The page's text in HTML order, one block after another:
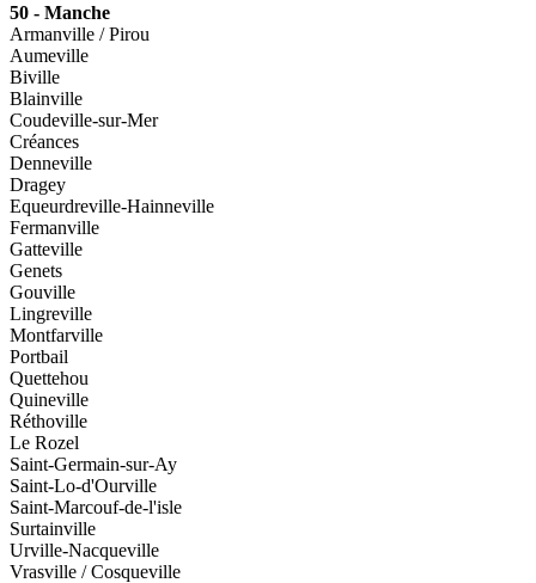
50 - Manche
Armanville / Pirou
Aumeville
Biville
Blainville
Coudeville-sur-Mer
Créances
Denneville
Dragey
Equeurdreville-Hainneville
Fermanville
Gatteville
Genets
Gouville
Lingreville
Montfarville
Portbail
Quettehou
Quineville
Réthoville
Le Rozel
Saint-Germain-sur-Ay
Saint-Lo-d'Ourville
Saint-Marcouf-de-l'isle
Surtainville
Urville-Nacqueville
Vrasville / Cosqueville